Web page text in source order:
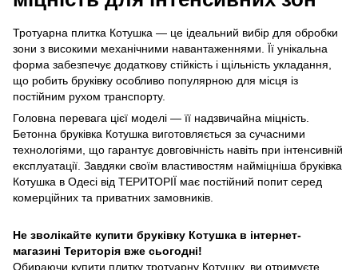
Тротуарна плитка Котушка — це ідеальний вибір для обробки
зони з високими механічними навантаженнями. Її унікальна
форма забезпечує додаткову стійкість і щільність укладання,
що робить бруківку особливо популярною для місця із
постійним рухом транспорту.
Головна перевага цієї моделі — її надзвичайна міцність.
Бетонна бруківка Котушка виготовляється за сучасними
технологіями, що гарантує довговічність навіть при інтенсивній
експлуатації. Завдяки своїм властивостям найміцніша бруківка
Котушка в Одесі від ТЕРИТОРІЇ має постійний попит серед
комерційних та приватних замовників.
Не зволікайте купити бруківку Котушка в інтернет-
магазині Територія вже сьогодні!
Обираючи купити плитку тротуарну Котушку, ви отримуєте